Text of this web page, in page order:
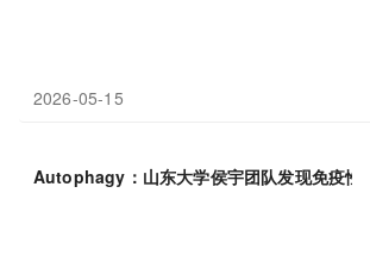
2026-05-15
Autophagy：山东大学侯宇团队发现免疫性